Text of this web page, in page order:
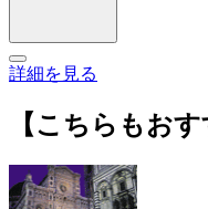
詳細を見る
【こちらもおす